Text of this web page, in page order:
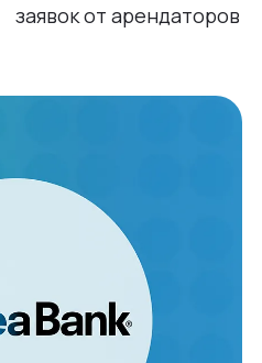
заявок от арендаторов